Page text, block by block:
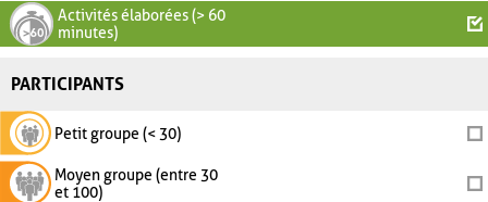
Activités élaborées (> 60
minutes)
PARTICIPANTS
Petit groupe (< 30)
Moyen groupe (entre 30
et 100)